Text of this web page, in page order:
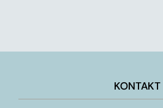
KONTAKT